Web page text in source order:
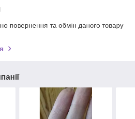
повернення та обмін даного товару